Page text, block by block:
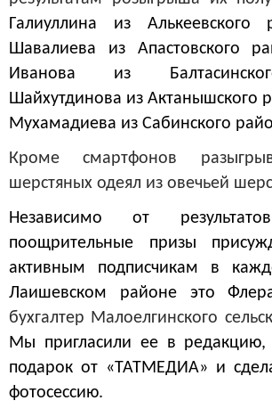
Галиуллина из Алькеевского
Шавалиева из Апастовского
Иванова из
Шайхутдинова из Актанышского
Мухамадиева из Сабинского
Кроме смартфонов
шерстяных одеял из овечьей
Независимо от
поощрительные призы
активным подписчикам в
Лаишевском районе это
бухгалтер Малоелгинского
Мы пригласили ее в редакцию,
подарок от «ТАТМЕДИА» и
фотосессию.